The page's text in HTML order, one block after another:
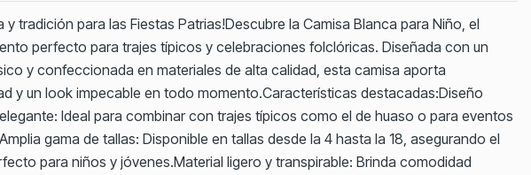
y tradición para las Fiestas Patrias!Descubre la Camisa Blanca para Niño, el
perfecto para trajes típicos y celebraciones folclóricas. Diseñada con un
y confeccionada en materiales de alta calidad, esta camisa aporta
y un look impecable en todo momento.Características destacadas:Diseño
Ideal para combinar con trajes típicos como el de huaso o para eventos
gama de tallas: Disponible en tallas desde la 4 hasta la 18, asegurando el
para niños y jóvenes.Material ligero y transpirable: Brinda comodidad